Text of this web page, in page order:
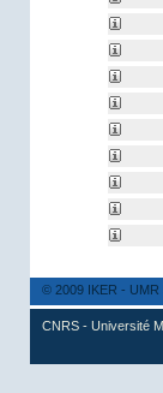
© 2009 IKER - UMR
CNRS - Université